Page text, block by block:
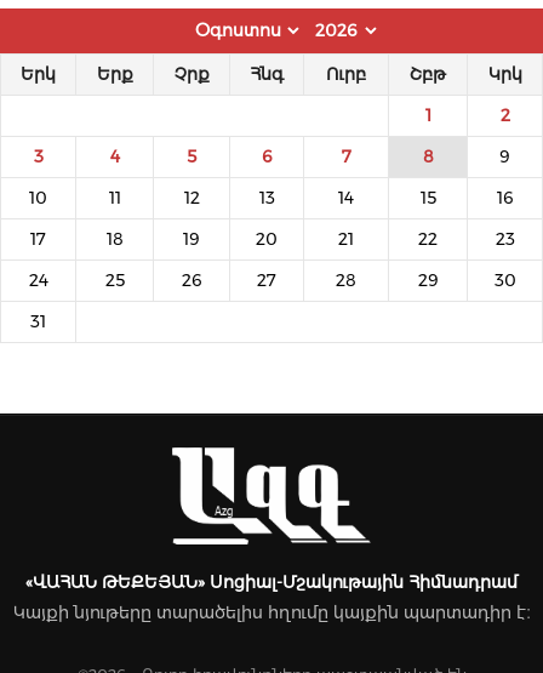
Երկ Երք Չրք Հնգ Ուրբ Շբթ Կրկ
1 2
3 4 5 6 7 8 9
10 11 12 13 14 15 16
17 18 19 20 21 22 23
24 25 26 27 28 29 30
31
«ՎԱՀԱՆ ԹԵՔԵՅԱՆ» Սոցիալ-Մշակութային Հիմնադրամ
Կայքի նյութերը տարածելիս հղումը կայքին պարտադիր է։